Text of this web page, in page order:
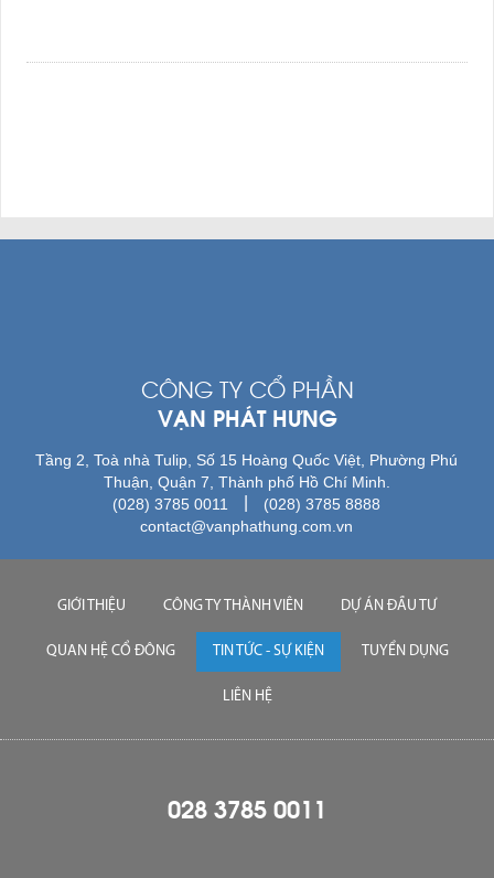
CÔNG TY CỔ PHẦN
VẠN PHÁT HƯNG
Tầng 2, Toà nhà Tulip, Số 15 Hoàng Quốc Việt, Phường Phú
Thuận, Quận 7, Thành phố Hồ Chí Minh.
(028) 3785 0011
(028) 3785 8888
contact@vanphathung.com.vn
GIỚI THIỆU CÔNG TY THÀNH VIÊN DỰ ÁN ĐẦU TƯ
QUAN HỆ CỔ ĐÔNG TIN TỨC - SỰ KIỆN TUYỂN DỤNG
LIÊN HỆ
028 3785 0011